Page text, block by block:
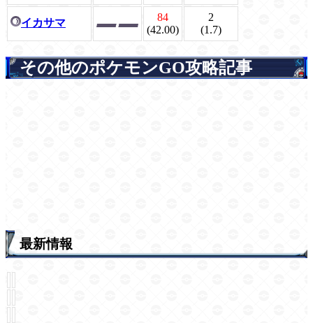
イカサマ
84
(42.00)
2
(1.7)
その他のポケモンGO攻略記事
最新情報